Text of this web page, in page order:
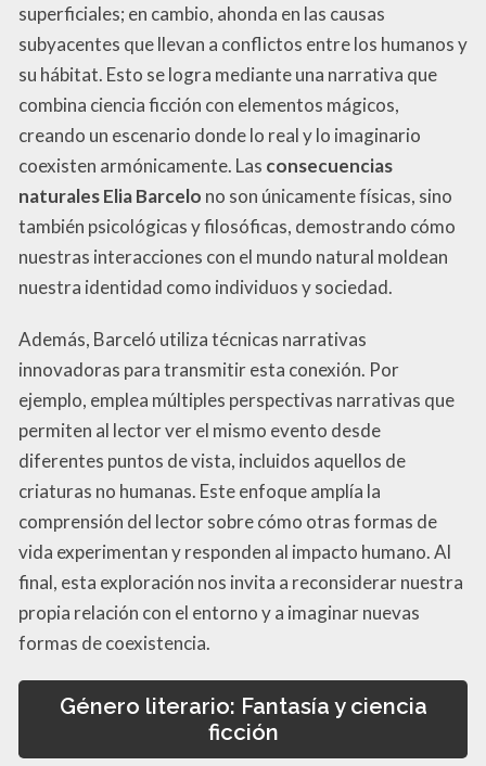
superficiales; en cambio, ahonda en las causas
subyacentes que llevan a conflictos entre los humanos y
su hábitat. Esto se logra mediante una narrativa que
combina ciencia ficción con elementos mágicos,
creando un escenario donde lo real y lo imaginario
coexisten armónicamente. Las consecuencias
naturales Elia Barcelo no son únicamente físicas, sino
también psicológicas y filosóficas, demostrando cómo
nuestras interacciones con el mundo natural moldean
nuestra identidad como individuos y sociedad.
Además, Barceló utiliza técnicas narrativas
innovadoras para transmitir esta conexión. Por
ejemplo, emplea múltiples perspectivas narrativas que
permiten al lector ver el mismo evento desde
diferentes puntos de vista, incluidos aquellos de
criaturas no humanas. Este enfoque amplía la
comprensión del lector sobre cómo otras formas de
vida experimentan y responden al impacto humano. Al
final, esta exploración nos invita a reconsiderar nuestra
propia relación con el entorno y a imaginar nuevas
formas de coexistencia.
Género literario: Fantasía y ciencia
ficción